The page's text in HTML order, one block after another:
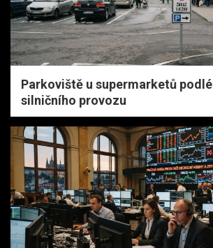
Parkoviště u supermarketů
silničního provozu